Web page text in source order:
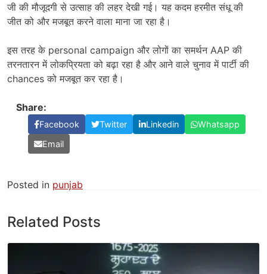
जी की मौजूदगी से उत्साह की लहर देखी गई। यह कदम हरमीत संधू की
जीत को और मजबूत करने वाला माना जा रहा है।
इस तरह के personal campaign और लोगों का समर्थन AAP की
तरनतारन में लोकप्रियता को बढ़ा रहा है और आने वाले चुनाव में पार्टी की
chances को मजबूत कर रहा है।
Share:
Facebook Twitter Linkedin
Whatsapp
Email
Posted in punjab
Related Posts